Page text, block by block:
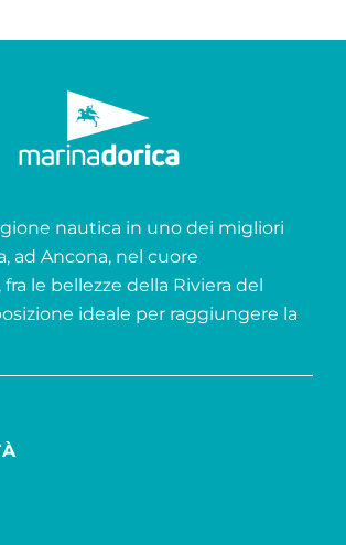
nautica in uno dei migliori
ad Ancona, nel cuore
fra le bellezze della Riviera del
ideale per raggiungere la